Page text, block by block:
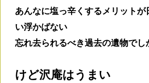
あんなに塩っ辛くするメリットが
い浮かばない
忘れ去られるべき過去の遺物でし
けど沢庵はうまい